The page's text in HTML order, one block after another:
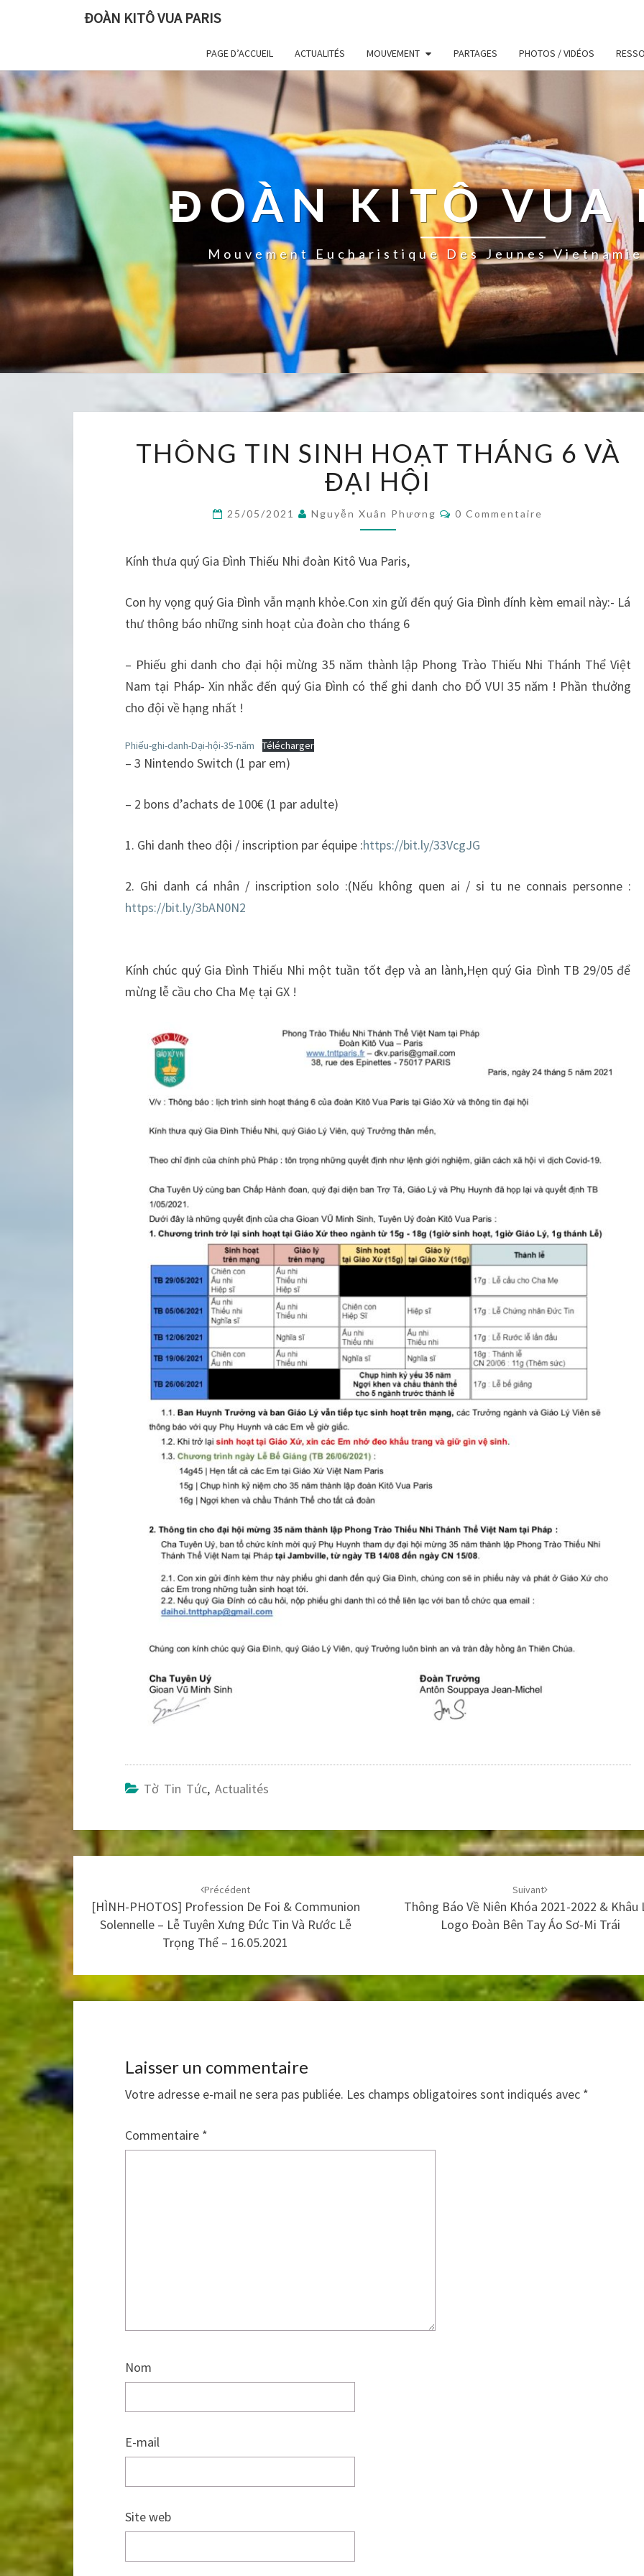
ĐOÀN KITÔ VUA PARIS
PAGE D’ACCUEIL ACTUALITÉS MOUVEMENT PARTAGES PHOTOS / VIDÉOS
ĐOÀN KITÔ VUA
Mouvement Eucharistique Des Jeunes
TIN
SINH
HOẠT
6
ĐẠI
THÔNG TIN SINH HOẠT THÁNG 6 VÀ
ĐẠI HỘI
25/05/2021 Nguyễn Xuân Phương Commentaires
0 Commentaire
Kính thưa quý Gia Đình Thiếu Nhi đoàn Kitô Vua Paris,
Con hy vọng quý Gia Đình vẫn mạnh khỏe.Con xin gửi đến quý Gia Đình đính kèm email này:- Lá
thư thông báo những sinh hoạt của đoàn cho tháng 6
– Phiếu ghi danh cho đại hội mừng 35 năm thành lập Phong Trào Thiếu Nhi Thánh Thể Việt
Nam tại Pháp- Xin nhắc đến quý Gia Đình có thể ghi danh cho ĐỐ VUI 35 năm ! Phần thưởng
cho đội về hạng nhất !
Phiếu-ghi-danh-Dại-hội-35-năm Télécharger
– 3 Nintendo Switch (1 par em)
– 2 bons d’achats de 100€ (1 par adulte)
1. Ghi danh theo đội / inscription par équipe :https://bit.ly/33VcgJG
2. Ghi danh cá nhân / inscription solo :(Nếu không quen ai / si tu ne connais personne :
https://bit.ly/3bAN0N2
Kính chúc quý Gia Đình Thiếu Nhi một tuần tốt đẹp và an lành,Hẹn quý Gia Đình TB 29/05 để
mừng lễ cầu cho Cha Mẹ tại GX !
Tờ Tin Tức, Actualités
Navigation
d'article
Précédent
[HÌNH-PHOTOS] Profession De Foi & Communion
Solennelle – Lễ Tuyên Xưng Đức Tin Và Rước Lễ
Trọng Thể – 16.05.2021
Suivant
Thông Báo Về Niên Khóa 2021-2022 & Khâu
Logo Đoàn Bên Tay Áo Sơ-Mi Trái
Laisser un commentaire
Votre adresse e-mail ne sera pas publiée. Les champs obligatoires sont indiqués avec *
Commentaire *
Nom
E-mail
Site web